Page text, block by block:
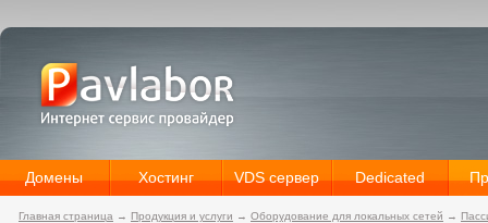
Домены Хостинг VDS сервер Dedicated
Главная страница → Продукция и услуги → Оборудование для локальных сетей →